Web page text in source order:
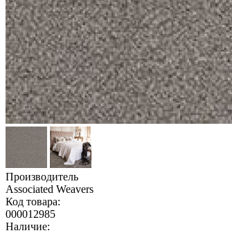
Производитель
Associated Weavers
Код товара:
000012985
Наличие: